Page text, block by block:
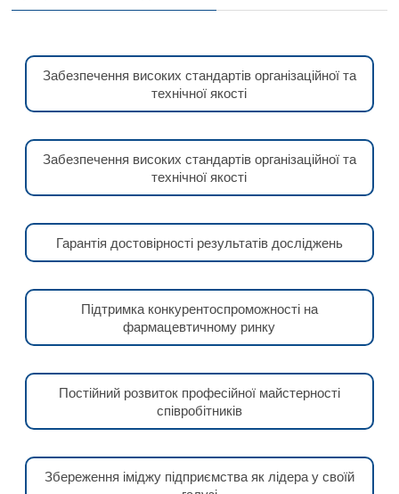
Забезпечення високих стандартів організаційної та
технічної якості
Забезпечення високих стандартів організаційної та
технічної якості
Гарантія достовірності результатів досліджень
Підтримка конкурентоспроможності на
фармацевтичному ринку
Постійний розвиток професійної майстерності
співробітників
Збереження іміджу підприємства як лідера у своїй